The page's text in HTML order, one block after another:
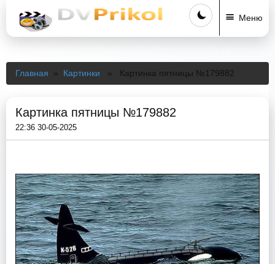
Меню
Главная » Картинки » Картинка пятницы №179882
Картинка пятницы №179882
22:36 30-05-2025